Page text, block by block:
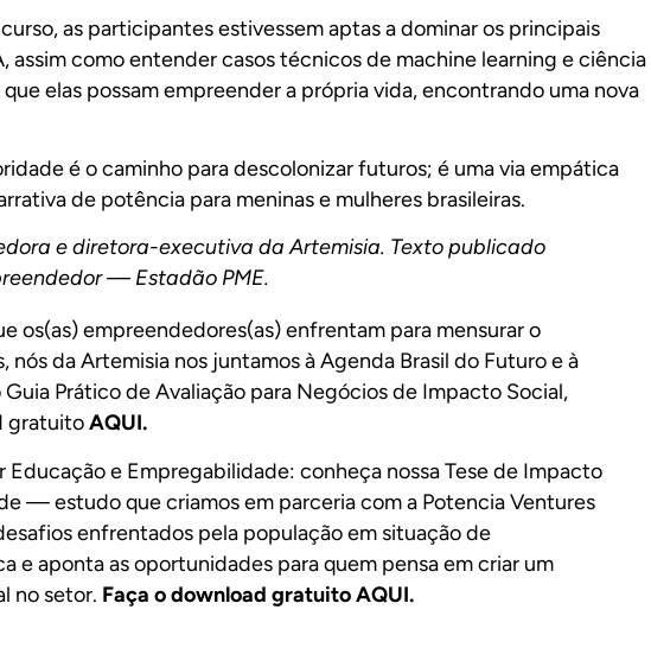
as participantes estivessem aptas a dominar os principais
assim como entender casos técnicos de machine learning e ciência
elas possam empreender a própria vida, encontrando uma nova
é o caminho para descolonizar futuros; é uma via empática
de potência para meninas e mulheres brasileiras.
e diretora-executiva da Artemisia. Texto publicado
— Estadão PME.
os(as) empreendedores(as) enfrentam para mensurar o
nós da Artemisia nos juntamos à Agenda Brasil do Futuro e à
Guia Prático de Avaliação para Negócios de Impacto Social,
gratuitoAQUI.
Educação e Empregabilidade: conheça nossaTese de Impacto
— estudo que criamos em parceria com a Potencia Ventures
enfrentados pela população em situação de
e aponta as oportunidades para quem pensa em criar um
no setor. Faça o download gratuito AQUI.